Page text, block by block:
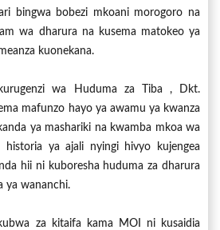
bingwa bobezi mkoani morogoro na
wa dharura na kusema matokeo ya
kuonekana.
wa Huduma za Tiba , Dkt.
mafunzo hayo ya awamu ya kwanza
ya mashariki na kwamba mkoa wa
historia ya ajali nyingi hivyo kujengea
hii ni kuboresha huduma za dharura
ya wananchi.
za kitaifa kama MOI ni kusaidia